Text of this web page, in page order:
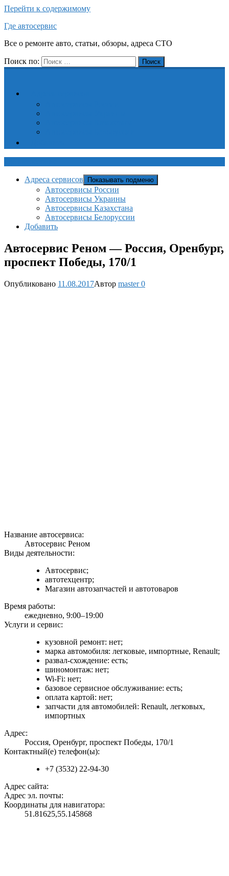
Перейти к содержимому
Где автосервис
Все о ремонте авто, статьи, обзоры, адреса СТО
Поиск по: Поиск
Адреса сервисов Показывать подменю
Автосервисы России
Автосервисы Украины
Автосервисы Казахстана
Автосервисы Белоруссии
Добавить
Автосервис Реном — Россия, Оренбург,
проспект Победы, 170/1
Опубликовано 11.08.2017Автор master0
Название автосервиса:
Автосервис Реном
Виды деятельности:
Автосервис;
автотехцентр;
Магазин автозапчастей и автотоваров
Время работы:
ежедневно, 9:00–19:00
Услуги и сервис:
кузовной ремонт: нет;
марка автомобиля: легковые, импортные, Renault;
развал-схождение: есть;
шиномонтаж: нет;
Wi-Fi: нет;
базовое сервисное обслуживание: есть;
оплата картой: нет;
запчасти для автомобилей: Renault, легковых,
импортных
Адрес:
Россия, Оренбург, проспект Победы, 170/1
Контактный(е) телефон(ы):
+7 (3532) 22-94-30
Адрес сайта:
Адрес эл. почты:
Координаты для навигатора:
51.81625,55.145868